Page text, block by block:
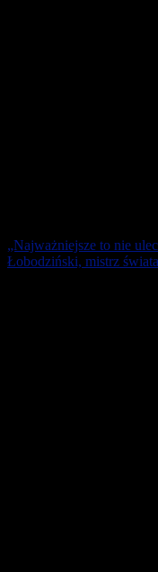
„Najważniejsze to nie
Łobodziński, mistrz